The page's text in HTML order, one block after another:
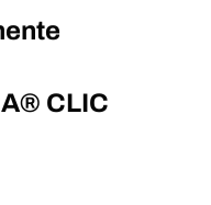
CLIC